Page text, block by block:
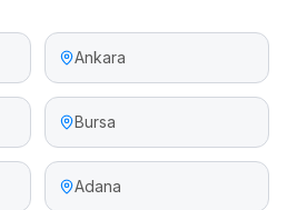
Ankara
Bursa
Adana